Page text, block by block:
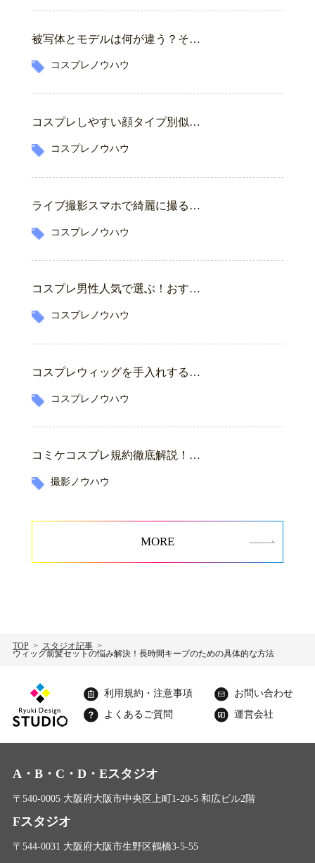
被写体とモデルは何が違う？そ…
コスプレノウハウ
コスプレしやすい顔タイプ別似…
コスプレノウハウ
ライブ撮影スマホで綺麗に撮る…
コスプレノウハウ
コスプレ男性人気で選ぶ！おす…
コスプレノウハウ
コスプレウィッグを手入れする…
コスプレノウハウ
コミケコスプレ規約徹底解説！…
撮影ノウハウ
MORE
TOP スタジオ記事
ウィッグ前髪セットの悩み解決！長時間キープのための具体的な方法
利用規約・注意事項
よくあるご質問
お問い合わせ
運営会社
A・B・C・D・Eスタジオ
〒540-0005 大阪府大阪市中央区上町1-20-5 和広ビル2階
Fスタジオ
〒544-0031 大阪府大阪市生野区鶴橋3-5-55